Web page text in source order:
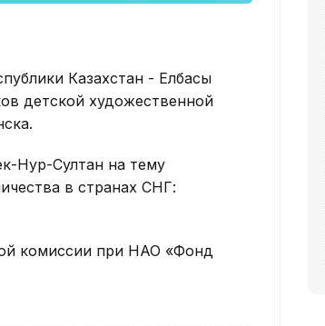
Казахстан - Елбасы
детской художественной
Нур-Султан на тему
в странах СНГ:
комиссии при НАО «Фонд